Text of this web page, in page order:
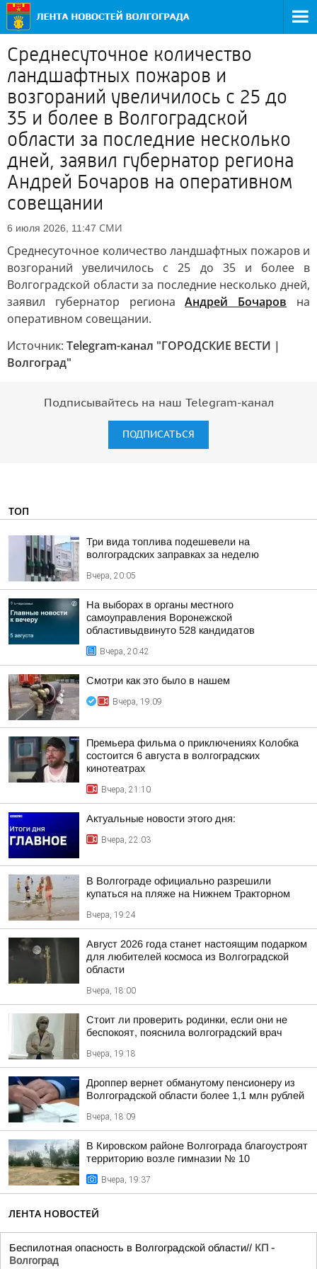
Среднесуточное количество
ландшафтных пожаров и
возгораний увеличилось с 25 до
35 и более в Волгоградской
области за последние несколько
дней, заявил губернатор региона
Андрей Бочаров на оперативном
совещании
6 июля 2026, 11:47 СМИ
Среднесуточное количество ландшафтных пожаров и
возгораний увеличилось с 25 до 35 и более в
Волгоградской области за последние несколько дней,
заявил губернатор регионаАндрей Бочаров на
оперативном совещании.
Источник: Telegram-канал "ГОРОДСКИЕ ВЕСТИ |
Волгоград"
Подписывайтесь на наш Telegram-канал
ПОДПИСАТЬСЯ
ТОП
Три вида топлива подешевели на
волгоградских заправках за неделю
Вчера, 20:05
На выборах в органы местного
самоуправления Воронежской
областивыдвинуто 528 кандидатов
Вчера, 20:42
Смотри как это было в нашем
Вчера, 19:09
Премьера фильма о приключениях Колобка
состоится 6 августа в волгоградских
кинотеатрах
Вчера, 21:10
Актуальные новости этого дня:
Вчера, 22:03
В Волгограде официально разрешили
купаться на пляже на Нижнем Тракторном
Вчера, 19:24
Август 2026 года станет настоящим подарком
для любителей космоса из Волгоградской
области
Вчера, 18:00
Стоит ли проверить родинки, если они не
беспокоят, пояснила волгоградский врач
Вчера, 19:18
Дроппер вернет обманутому пенсионеру из
Волгоградской области более 1,1 млн рублей
Вчера, 18:09
В Кировском районе Волгограда благоустроят
территорию возле гимназии № 10
Вчера, 19:37
ЛЕНТА НОВОСТЕЙ
Беспилотная опасность в Волгоградской области// КП -
Волгоград